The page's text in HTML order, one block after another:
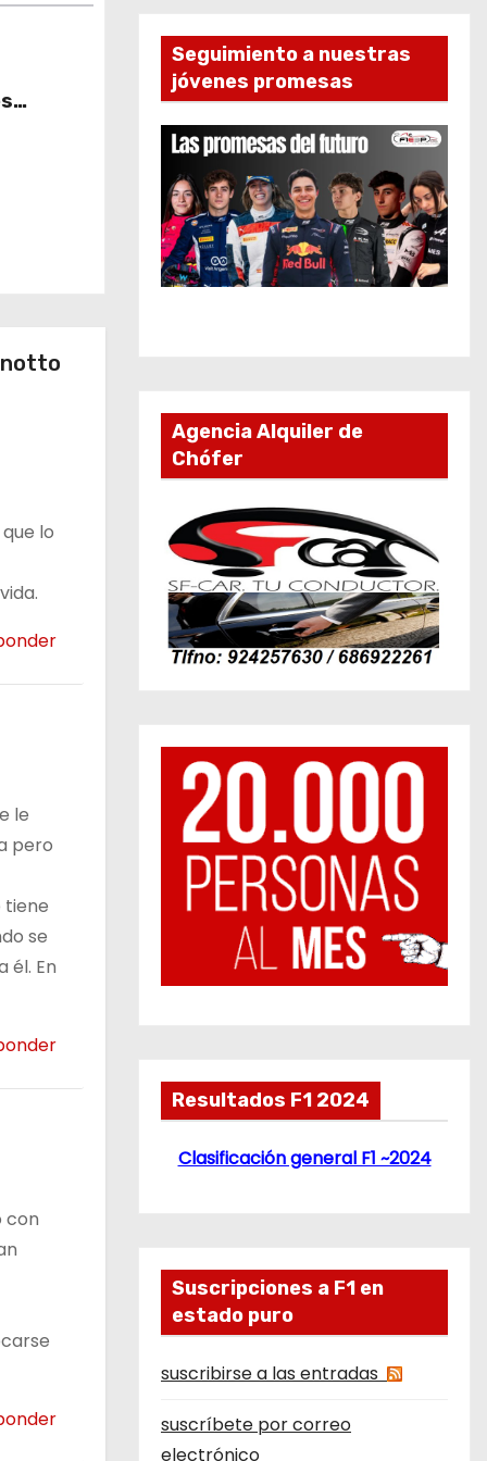
lo
le
pero
tiene
se
él. En
con
Seguimiento a nuestras
jóvenes promesas
Agencia Alquiler de
Chófer
Resultados F1 2024
Clasificación general F1 ~2024
Suscripciones a F1 en
estado puro
suscribirse a las entradas
suscríbete por correo
electrónico